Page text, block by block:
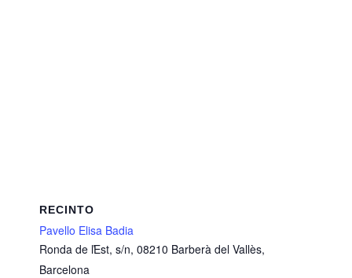
RECINTO
Pavello Elisa Badia
Ronda de ľEst, s/n, 08210 Barberà del Vallès,
Barcelona